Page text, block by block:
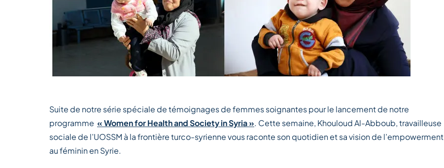
Suite de notre série spéciale de témoignages de femmes soignantes pour le lancement de notre
programme « Women for Health and Society in Syria ». Cette semaine, Khouloud Al-Abboub, travailleuse
sociale de l’UOSSM à la frontière turco-syrienne vous raconte son quotidien et sa vision de l’empowerment
au féminin en Syrie.